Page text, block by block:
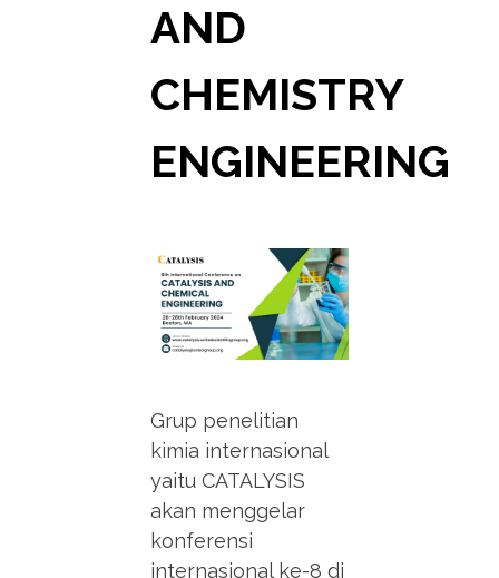
AND
CHEMISTRY
ENGINEERING
Grup penelitian
kimia internasional
yaitu CATALYSIS
akan menggelar
konferensi
internasional ke-8 di